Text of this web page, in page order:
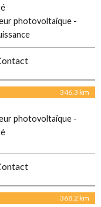
photovoltaïque -
346.3 km
photovoltaïque -
368.2 km